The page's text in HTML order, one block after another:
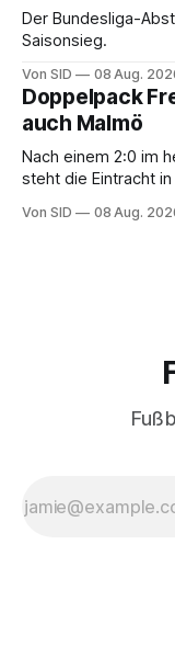
Der Bundesliga-
Saisonsieg.
Von SID 08 Aug.
Doppelpack
auch Malmö
Nach einem 2:0 im
steht die Eintracht
Von SID 08 Aug.